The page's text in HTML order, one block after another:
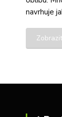
navrhuje